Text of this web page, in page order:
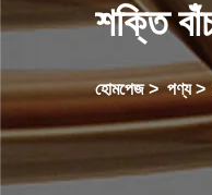
শক্তি
হোমপেজ>পণ্য>